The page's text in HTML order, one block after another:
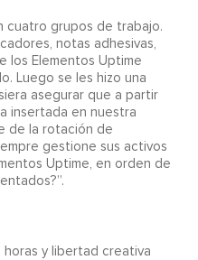
cuatro grupos de trabajo.
notas adhesivas,
los Elementos Uptime
Luego se les hizo una
asegurar que a partir
insertada en nuestra
de la rotación de
gestione sus activos
Uptime, en orden de
y libertad creativa